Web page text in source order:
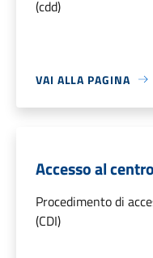
(cdd)
VAI ALLA PAGINA
Accesso al
Procedimento di
(CDI)